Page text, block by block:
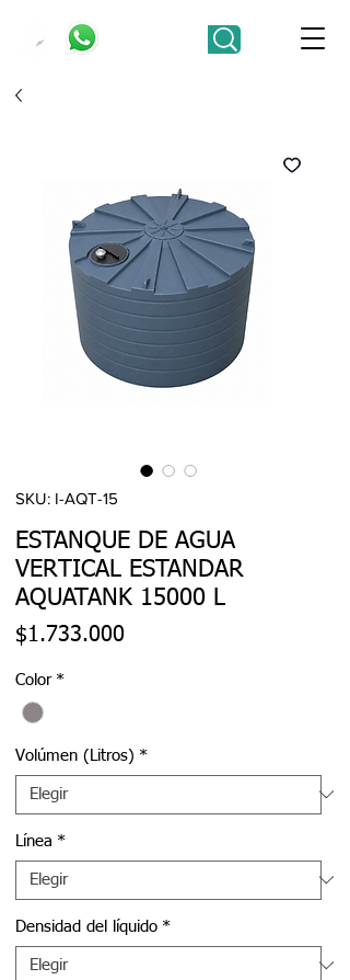
SKU: I-AQT-15
ESTANQUE DE AGUA
VERTICAL ESTANDAR
AQUATANK 15000 L
$1.733.000Precio
Color *
Volúmen (Litros) *
Línea *
Densidad del líquido *